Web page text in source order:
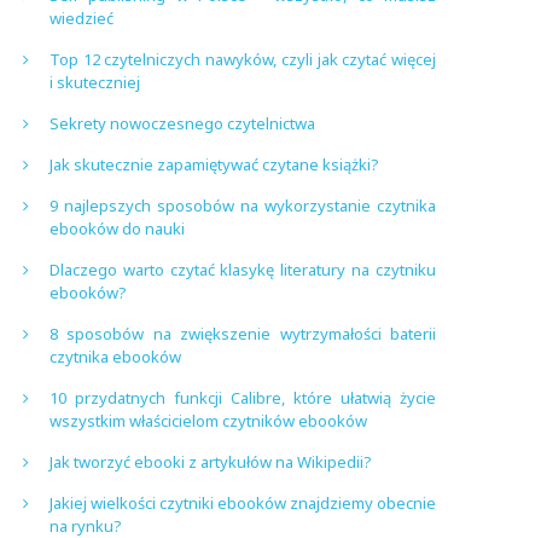
wiedzieć
Top 12 czytelniczych nawyków, czyli jak czytać więcej
i skuteczniej
Sekrety nowoczesnego czytelnictwa
Jak skutecznie zapamiętywać czytane książki?
9 najlepszych sposobów na wykorzystanie czytnika
ebooków do nauki
Dlaczego warto czytać klasykę literatury na czytniku
ebooków?
8 sposobów na zwiększenie wytrzymałości baterii
czytnika ebooków
10 przydatnych funkcji Calibre, które ułatwią życie
wszystkim właścicielom czytników ebooków
Jak tworzyć ebooki z artykułów na Wikipedii?
Jakiej wielkości czytniki ebooków znajdziemy obecnie
na rynku?